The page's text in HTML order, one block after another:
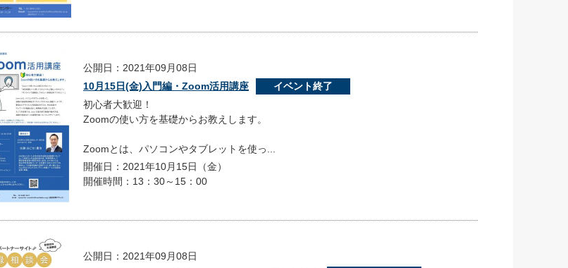
公開日：2021年09月08日
10月15日(金)入門編・Zoom活用講座
イベント終了
初心者大歓迎！
Zoomの使い方を基礎からお教えします。
Zoomとは、パソコンやタブレットを使っ...
開催日：2021年10月15日（金）
開催時間：13：30～15：00
公開日：2021年09月08日